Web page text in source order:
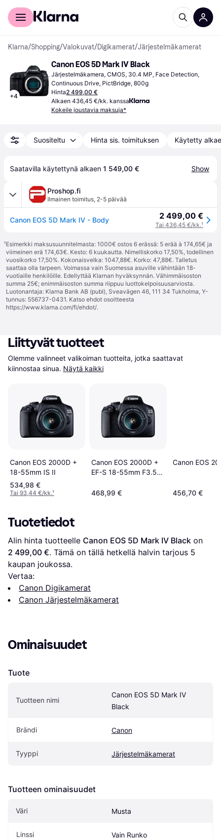
Kuluttajille
Klarna/Shopping/Valokuvat/Digikamerat/Järjestelmäkamerat
+4
Canon EOS 5D Mark IV Black
Järjestelmäkamera, CMOS, 30.4 MP, Face Detection,
Continuous Drive, PictBridge, 800g
Hinta2 499,00 €
Alkaen 436,45 €/kk. kanssa
Kokeile joustavia maksuja*
Suositeltu Hinta sis. toimituksen Käytetty
Saatavilla käytettynä alkaen 1 549,00 € Show
Proshop.fi
Ilmainen toimitus, 2-5 päivää
Canon EOS 5D Mark IV - Body 2 499,00 €
Tai 436,45 €/kk.¹
¹Esimerkki maksusuunnitelmasta: 1000€ ostos 6 erässä: 5 erää à 174,65€ ja
viimeinen erä 174,63€. Kesto: 6 kuukautta. Nimelliskorko 17,50%, todellinen
vuosikorko 17,50%. Kokonaisvelka: 1047,88€. Korko: 47,88€. Talletus
saattaa olla tarpeen. Voimassa vain Suomessa asuville vähintään 18-
vuotiaille henkilöille. Edellyttää Klarnan hyväksynnän. Vähimmäisoston
summa 25€; enimmäisoston summa riippuu luottokelpoisuusarviosta.
Luotonantaja: Klarna Bank AB (publ), Sveavägen 46, 111 34 Tukholma, Y-
tunnus: 556737-0431. Katso ehdot osoitteesta
https://www.klarna.com/fi/ehdot/.
Liittyvät tuotteet
Olemme valinneet valikoiman tuotteita, jotka saattavat
kiinnostaa sinua. Näytä kaikki
Canon EOS 2000D +
18-55mm IS II
534,98 €
Tai 93,44 €/kk.¹
Canon EOS 2000D +
EF-S 18-55mm F3.5-
468,99 €
Canon EOS
456,70 €
Tuotetiedot
Alin hinta tuotteelle Canon EOS 5D Mark IV Black
2 499,00 €. Tämä on tällä hetkellä halvin tarjous 5
kaupan joukossa.
Vertaa:
Canon Digikamerat
Canon Järjestelmäkamerat
Ominaisuudet
Tuote
Tuotteen nimi
Canon EOS 5D Mark IV
Black
Brändi Canon
Tyyppi Järjestelmäkamerat
Tuotteen ominaisuudet
Väri Musta
Linssi Vain Runko